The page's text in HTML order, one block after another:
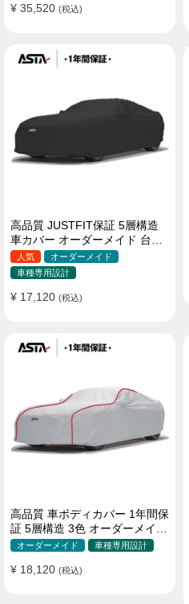
¥ 35,520 (税込)
高品質 JUSTFIT保証 5層構造
車カバー オーダーメイド 台風
対策 裏起毛 防水 耐久性 傷保護
人気
オーダーメイド
車種専用設計
¥ 17,120 (税込)
高品質 車ボディカバー 1年間保
証 5層構造 3色 オーダーメイド
裏起毛 防風防水 四季
オーダーメイド 車種専用設計
¥ 18,120 (税込)